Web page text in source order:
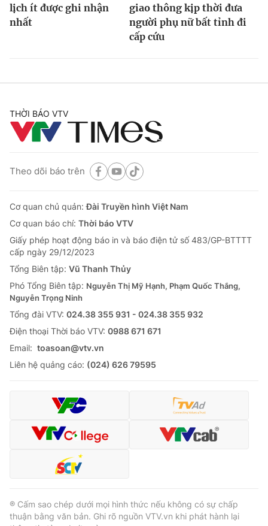
lịch ít được ghi nhận
nhất
giao thông kịp thời đưa
người phụ nữ bất tỉnh đi
cấp cứu
THỜI BÁO VTV
Theo dõi báo trên
Cơ quan chủ quản:Đài Truyền hình Việt Nam
Cơ quan báo chí: Thời báo VTV
Giấy phép hoạt động báo in và báo điện tử số 483/GP-BTTTT
cấp ngày 29/12/2023
Tổng Biên tập: Vũ Thanh Thủy
Phó Tổng Biên tập: Nguyễn Thị Mỹ Hạnh, Phạm Quốc Thắng,
Nguyễn Trọng Ninh
Tổng đài VTV: 024.38 355 931 - 024.38 355 932
Ðiện thoại Thời báo VTV: 0988 671 671
Email: toasoan@vtv.vn
Liên hệ quảng cáo: (024) 626 79595
® Cấm sao chép dưới mọi hình thức nếu không có sự chấp
thuận bằng văn bản. Ghi rõ nguồn VTV.vn khi phát hành lại